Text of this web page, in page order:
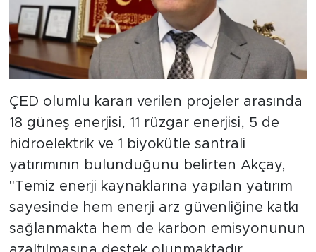
ÇED olumlu kararı verilen projeler arasında
18 güneş enerjisi, 11 rüzgar enerjisi, 5 de
hidroelektrik ve 1 biyokütle santrali
yatırımının bulunduğunu belirten Akçay,
"Temiz enerji kaynaklarına yapılan yatırım
sayesinde hem enerji arz güvenliğine katkı
sağlanmakta hem de karbon emisyonunun